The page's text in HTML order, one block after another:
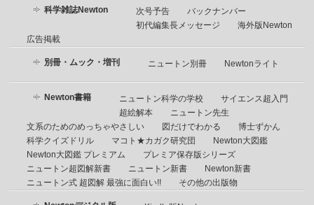
科学雑誌Newton 次号予告
バックナンバー
初代編集長メッセージ
海外版Newton
広告掲載
別冊・ムック・増刊 ニュートン別冊 Newtonライト
Newton書籍 ニュートン科学の学校
サイエンス超入門
超絵解本
ニュートン先生
文系のためのめっちゃやさしい
図だけでわかる
博士ずかん
科学クイズドリル
マコト★カガク研究団
Newton大図鑑
Newton大図鑑 プレミアム
プレミア保存版シリーズ
ニュートン超図解新書
ニュートン新書
Newton新書
ニュートン式 超図解 最強に面白い!!
その他の出版物